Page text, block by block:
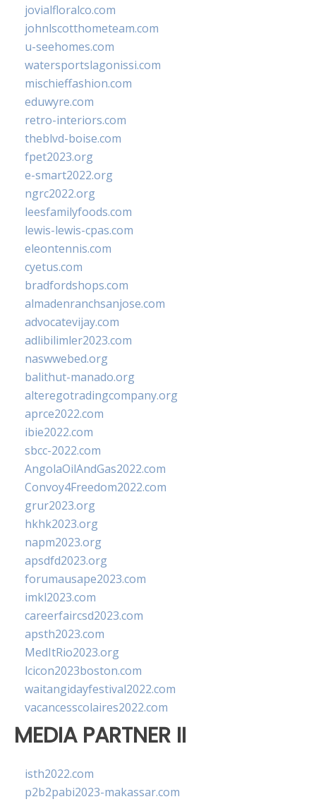
jovialfloralco.com
johnlscotthometeam.com
u-seehomes.com
watersportslagonissi.com
mischieffashion.com
eduwyre.com
retro-interiors.com
theblvd-boise.com
fpet2023.org
e-smart2022.org
ngrc2022.org
leesfamilyfoods.com
lewis-lewis-cpas.com
eleontennis.com
cyetus.com
bradfordshops.com
almadenranchsanjose.com
advocatevijay.com
adlibilimler2023.com
naswwebed.org
balithut-manado.org
alteregotradingcompany.org
aprce2022.com
ibie2022.com
sbcc-2022.com
AngolaOilAndGas2022.com
Convoy4Freedom2022.com
grur2023.org
hkhk2023.org
napm2023.org
apsdfd2023.org
forumausape2023.com
imkl2023.com
careerfaircsd2023.com
apsth2023.com
MedItRio2023.org
lcicon2023boston.com
waitangidayfestival2022.com
vacancesscolaires2022.com
MEDIA PARTNER II
isth2022.com
p2b2pabi2023-makassar.com